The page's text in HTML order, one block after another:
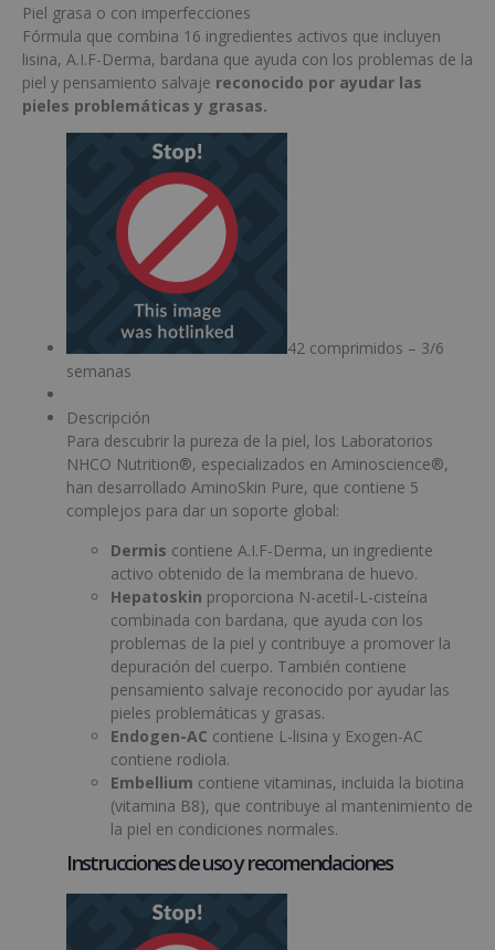
Piel grasa o con imperfecciones
Fórmula que combina 16 ingredientes activos que incluyen
lisina, A.I.F-Derma, bardana que ayuda con los problemas de la
piel y pensamiento salvaje reconocido por ayudar las
pieles problemáticas y grasas.
42 comprimidos – 3/6
semanas
Descripción
Para descubrir la pureza de la piel, los Laboratorios
NHCO Nutrition®, especializados en Aminoscience®,
han desarrollado AminoSkin Pure, que contiene 5
complejos para dar un soporte global:
Dermis contiene A.I.F-Derma, un ingrediente
activo obtenido de la membrana de huevo.
Hepatoskin proporciona N-acetil-L-cisteína
combinada con bardana, que ayuda con los
problemas de la piel y contribuye a promover la
depuración del cuerpo. También contiene
pensamiento salvaje reconocido por ayudar las
pieles problemáticas y grasas.
Endogen-AC contiene L-lisina y Exogen-AC
contiene rodiola.
Embellium contiene vitaminas, incluida la biotina
(vitamina B8), que contribuye al mantenimiento de
la piel en condiciones normales.
Instrucciones de uso y recomendaciones